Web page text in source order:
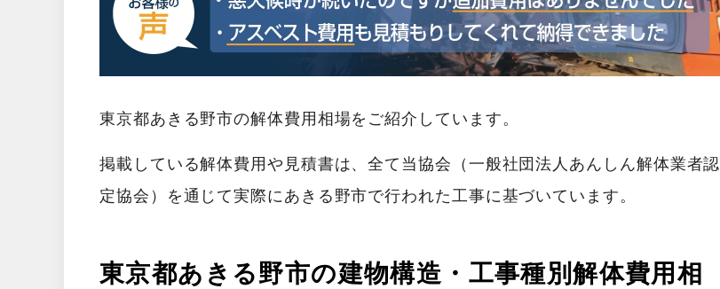
東京都あきる野市の解体費用相場をご紹介しています。
掲載している解体費用や見積書は、全て当協会（一般社団法人あんしん解体業者認
定協会）を通じて実際にあきる野市で行われた工事に基づいています。
東京都あきる野市の建物構造・工事種別解体費用相